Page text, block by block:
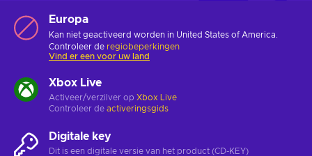
Europa
Kan niet geactiveerd worden in United States of America.
Controleer de regiobeperkingen
Vind er een voor uw land
Xbox Live
Activeer/verzilver op Xbox Live
Controleer de activeringsgids
Digitale key
Dit is een digitale versie van het product (CD-KEY)